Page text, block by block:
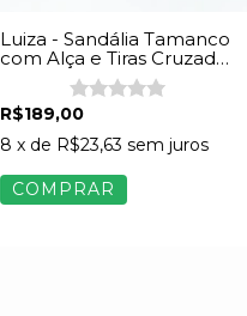
Luiza - Sandália Tamanco
com Alça e Tiras Cruzadas
Feminina Napa Preto
R$189,00
8 x de R$23,63 sem juros
COMPRAR